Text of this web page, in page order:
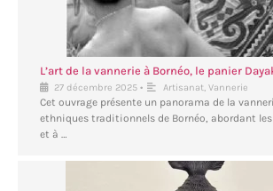
L’art de la vannerie à Bornéo, le panier
27 décembre 2025 • Artisanat, Vannerie
Cet ouvrage présente un panorama de la
ethniques traditionnels de Bornéo, abordant
et à …